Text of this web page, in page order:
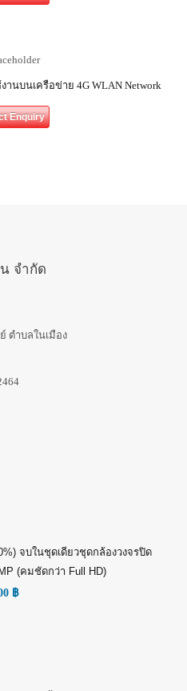
านบนเครือข่าย 4G WLAN Network
Enquiry
จำกัด
ตำบลในเมือง
จบในชุดเดียวชุดกล้องวงจรปิด
(คมชัดกว่า Full HD)
฿